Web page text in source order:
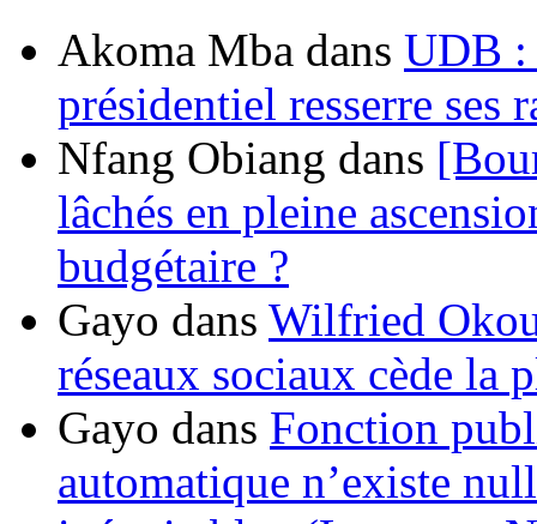
Akoma Mba dans UDB :
présidentiel resserre ses
Nfang Obiang dans
lâchés en pleine
budgétaire ?
Gayo dans Wilfried
réseaux sociaux cède la
Gayo dans Fonction
automatique n’existe